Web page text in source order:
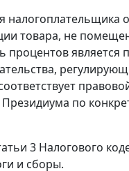
товара, не
процентов
Президиума по
3 Налогового
и сборы.